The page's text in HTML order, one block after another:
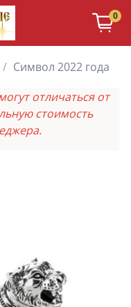
0
Символ 2022 года
отличаться от
стоимость